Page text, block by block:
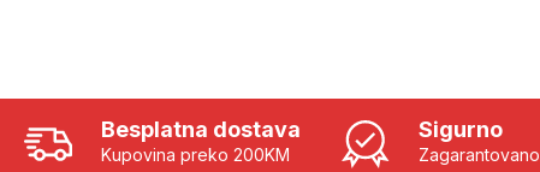
Besplatna dostava
Kupovina preko 200KM
Sigurno
Zagarantovano